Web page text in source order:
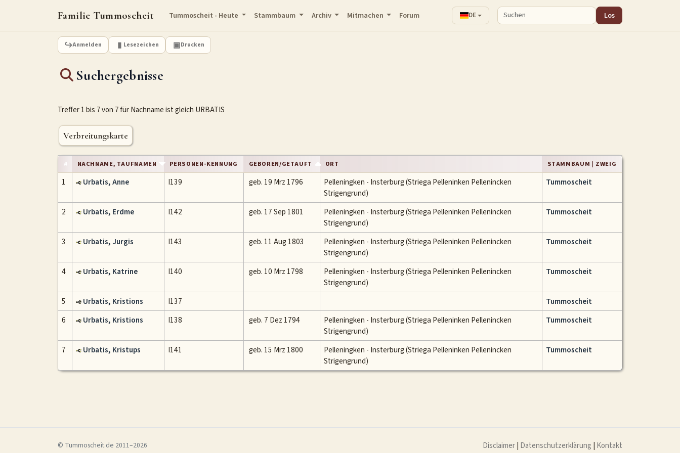
Familie Tummoscheit Tummoscheit - Heute Stammbaum Archiv Mitmachen Forum DE Los
Anmelden Lesezeichen Drucken
Suchergebnisse
Treffer 1 bis 7 von 7 für Nachname ist gleich URBATIS
Verbreitungskarte
# NACHNAME, TAUFNAMEN PERSONEN-KENNUNG GEBOREN/GETAUFT ORT STAMMBAUM | ZWEIG
1 Urbatis, Anne I139 geb. 19 Mrz 1796
Pelleningken - Insterburg (Striega Pelleninken Pellenincken
Strigengrund)
Tummoscheit
2 Urbatis, Erdme I142 geb. 17 Sep 1801
Pelleningken - Insterburg (Striega Pelleninken Pellenincken
Strigengrund)
Tummoscheit
3 Urbatis, Jurgis I143 geb. 11 Aug 1803
Pelleningken - Insterburg (Striega Pelleninken Pellenincken
Strigengrund)
Tummoscheit
4 Urbatis, Katrine I140 geb. 10 Mrz 1798
Pelleningken - Insterburg (Striega Pelleninken Pellenincken
Strigengrund)
Tummoscheit
5 Urbatis, Kristions I137
Tummoscheit
6
Urbatis, Kristions I138 geb. 7 Dez 1794
Pelleningken - Insterburg (Striega Pelleninken Pellenincken
Strigengrund)
Tummoscheit
7 Urbatis, Kristups I141 geb. 15 Mrz 1800
Pelleningken - Insterburg (Striega Pelleninken Pellenincken
Strigengrund)
Tummoscheit
© Tummoscheit.de 2011–2026
Disclaimer| Datenschutzerklärung | Kontakt